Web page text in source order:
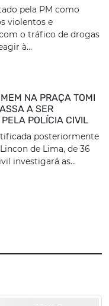
pela PM como
violentos e
o tráfico de drogas
à...
NA PRAÇA TOMI
A SER
POLÍCIA CIVIL
posteriormente
de Lima, de 36
investigará as...